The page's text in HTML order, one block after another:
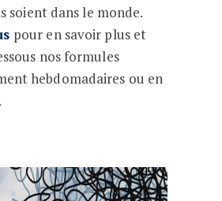
soient dans le monde.
pour en savoir plus et
nos formules
hebdomadaires ou en